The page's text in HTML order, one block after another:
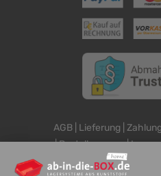
AGB Lieferung
|Bestellvorgang|